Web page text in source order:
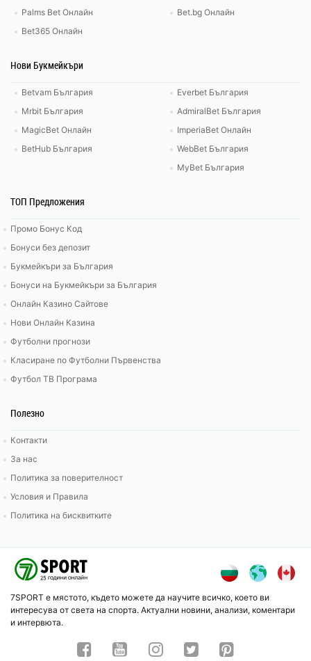
Palms Bet Онлайн
Bet365 Онлайн
Bet.bg Онлайн
Нови Букмейкъри
Betvam България
Mrbit България
MagicBet Онлайн
BetHub България
Everbet България
AdmiralBet България
ImperiaBet Онлайн
WebBet България
MyBet България
ТОП Предложения
Промо Бонус Код
Бонуси без депозит
Букмейкъри за България
Бонуси на Букмейкъри за България
Онлайн Казино Сайтове
Нови Онлайн Казина
Футболни прогнози
Класиране по Футболни Първенства
Футбол ТВ Програма
Полезно
Контакти
За нас
Политика за поверителност
Условия и Правила
Политика на бисквитките
7SPORT е мястото, където можете да научите всичко, което ви
интересува от света на спорта. Актуални новини, анализи, коментари
и интервюта.